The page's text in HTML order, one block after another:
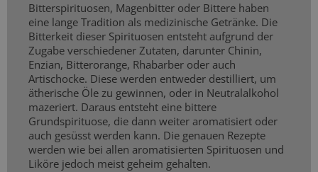
Bitterspirituosen, Magenbitter oder Bittere haben
eine lange Tradition als medizinische Getränke. Die
Bitterkeit dieser Spirituosen entsteht aufgrund der
Zugabe verschiedener Zutaten, darunter Chinin,
Enzian, Bitterorange, Rhabarber oder auch
Artischocke. Diese werden entweder destilliert, um
ätherische Öle zu gewinnen, oder in Neutralalkohol
mazeriert. Daraus entsteht eine bittere
Grundspirituose, die dann weiter aromatisiert oder
auch gesüsst werden kann. Die genauen Rezepte
werden wie bei allen aromatisierten Spirituosen und
Liköre jedoch meist geheim gehalten.